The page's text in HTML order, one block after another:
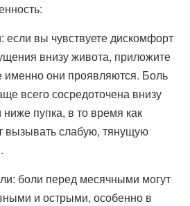
если вы чувствуете дискомфорт
внизу живота, приложите
именно они проявляются. Боль
всего сосредоточена внизу
пупка, в то время как
вызывать слабую, тянущую
боли перед месячными могут
и острыми, особенно в